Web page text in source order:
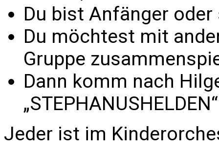
Du bist Anfänger
Du möchtest mit
Gruppe
Dann komm nach
Jeder ist im